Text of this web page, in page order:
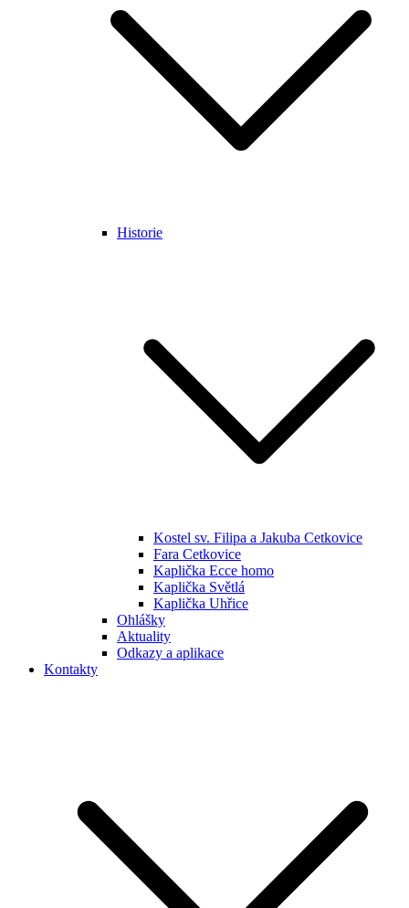
Historie
Kostel sv. Filipa a Jakuba Cetkovice
Fara Cetkovice
Kaplička Ecce homo
Kaplička Světlá
Kaplička Uhřice
Ohlášky
Aktuality
Odkazy a aplikace
Kontakty